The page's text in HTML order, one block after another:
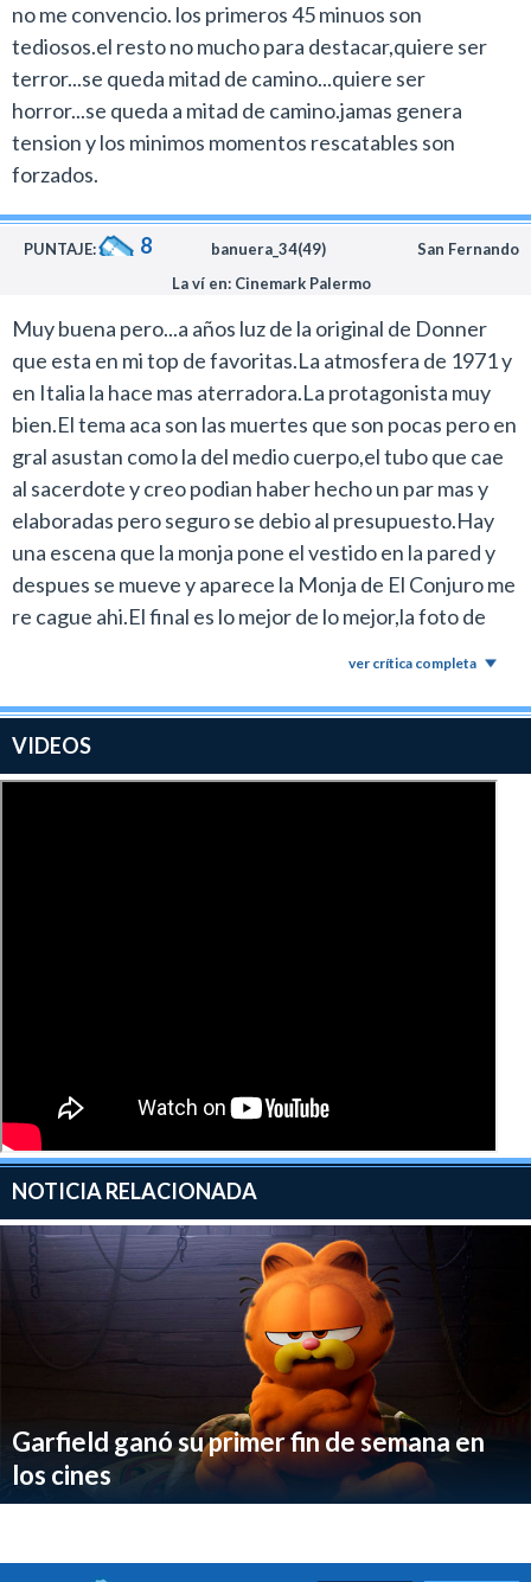
no me convencio. los primeros 45 minuos son
tediosos.el resto no mucho para destacar,quiere ser
terror...se queda mitad de camino...quiere ser
horror...se queda a mitad de camino.jamas genera
tension y los minimos momentos rescatables son
forzados.
PUNTAJE: 8 banuera_34(49)
San Fernando
La ví en: Cinemark Palermo
Muy buena pero...a años luz de la original de Donner
que esta en mi top de favoritas.La atmosfera de 1971 y
en Italia la hace mas aterradora.La protagonista muy
bien.El tema aca son las muertes que son pocas pero en
gral asustan como la del medio cuerpo,el tubo que cae
al sacerdote y creo podian haber hecho un par mas y
elaboradas pero seguro se debio al presupuesto.Hay
una escena que la monja pone el vestido en la pared y
despues se mueve y aparece la Monja de El Conjuro me
re cague ahi.El final es lo mejor de lo mejor,la foto de
aplaudir.Para el fan es un plato fuerte.Coincido en todo
con Lertora.
ver crítica completa
VIDEOS
NOTICIA RELACIONADA
Garfield ganó su primer fin de semana en
los cines